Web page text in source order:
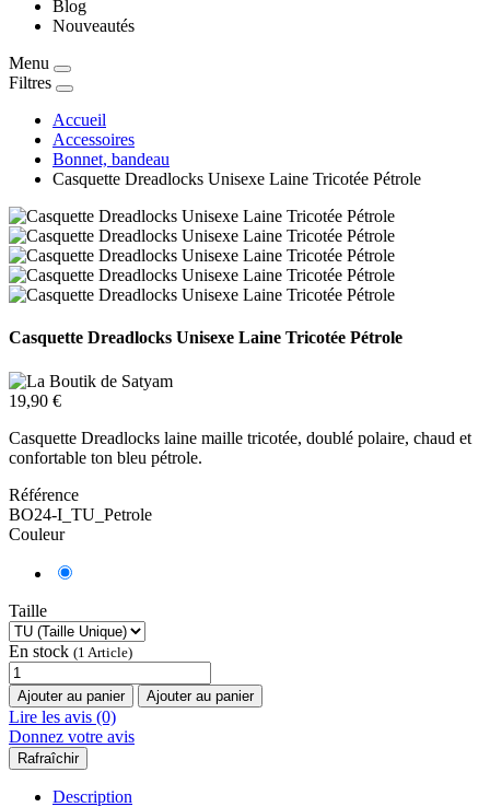
Blog
Nouveautés
Menu
Filtres
Accueil
Accessoires
Bonnet, bandeau
Casquette Dreadlocks Unisexe Laine Tricotée Pétrole
Casquette Dreadlocks Unisexe Laine Tricotée Pétrole
19,90 €
Casquette Dreadlocks laine maille tricotée, doublé polaire, chaud et
confortable ton bleu pétrole.
Référence
BO24-I_TU_Petrole
Couleur
Taille
En stock (1 Article)
Ajouter au panier Ajouter au panier
Lire les avis (0)
Donnez votre avis
Description